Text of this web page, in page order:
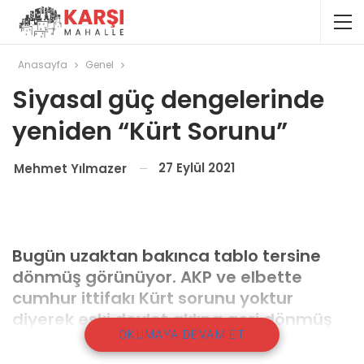
Anasayfa Genel
Siyasal güç dengelerinde
yeniden “Kürt Sorunu”
Mehmet Yılmazer 27 Eylül 2021
Bugün uzaktan bakınca tablo tersine
dönmüş görünüyor. AKP ve elbette
cumhur ittifakı Kürt sorunu yoktur
diyerek eski devlet aklına geri dönmüş
oluyor; CHP ve diğer muhalif partiler
OKUMAYA DEVAM ET